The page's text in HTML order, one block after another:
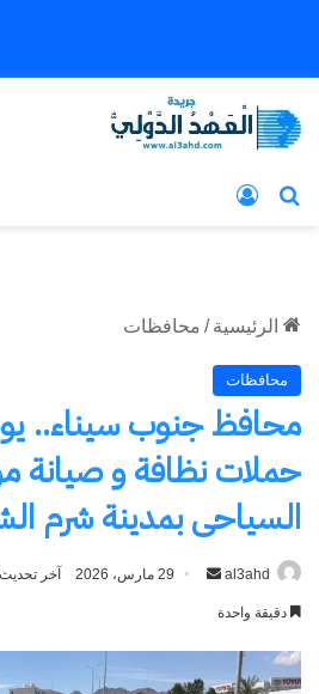
بحث عن
الرئيسية / محافظات
محافظات
محافظ جنوب سيناء..
حملات نظافة و صيانة
السياحى بمدينة شرم
al3ahd
أرسل 29 مارس، 2026 آخر تحديث: 29 مارس،
دقيقة واحدة